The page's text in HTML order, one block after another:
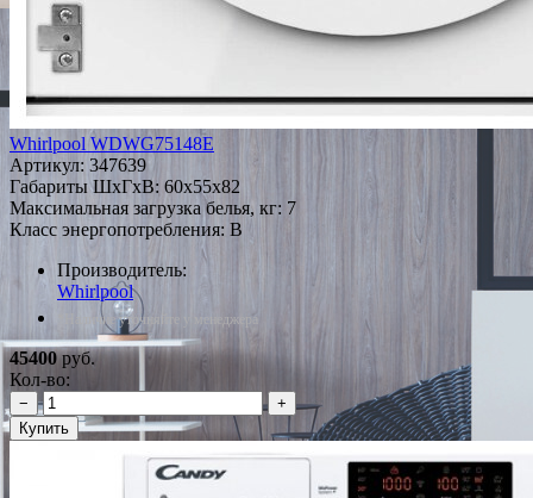
Whirlpool WDWG75148E
Артикул: 347639
Габариты ШxГxВ: 60x55x82
Максимальная загрузка белья, кг: 7
Класс энергопотребления: B
Производитель:
Whirlpool
*Наличие уточняйте у менеджера
45400руб.
Кол-во:
−
+
Купить